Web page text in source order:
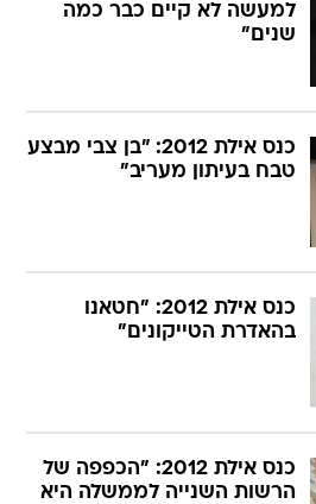
למעשה לא קיים כבר כמה
שנים"
כנס אילת 2012: "בן צבי מבצע
טבח בעיתון מעריב"
כנס אילת 2012: "חטאנו
בהאדרת הטייקונים"
כנס אילת 2012: "הכפפה של
הרשות השנייה לממשלה היא